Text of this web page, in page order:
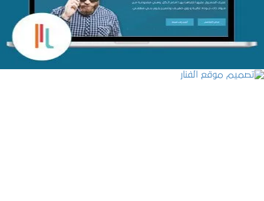
التفاصيل